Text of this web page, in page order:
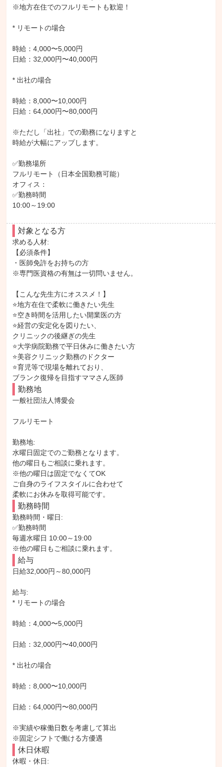
※地方在住でのフルリモートも歓迎！
* リモートの場合
時給：4,000〜5,000円
日給：32,000円〜40,000円
* 出社の場合
時給：8,000〜10,000円
日給：64,000円〜80,000円
※ただし「出社」での勤務になりますと
時給が大幅にアップします。
✅勤務場所
フルリモート（日本全国勤務可能）
オフィス：
✅勤務時間
10:00～19:00
対象となる方
求める人材:
【必須条件】
・医師免許をお持ちの方
※専門医資格の有無は一切問いません。
【こんな先生方にオススメ！】
⭐地方在住で柔軟に働きたい先生
⭐空き時間を活用したい開業医の方
⭐経営の安定化を図りたい、
クリニックの後継ぎの先生
⭐大学病院勤務で平日休みに働きたい方
⭐美容クリニック勤務のドクター
⭐育児等で現場を離れており、
ブランク復帰を目指すママさん医師
勤務地
一般社団法人博愛会
フルリモート
勤務地:
水曜日固定でのご勤務となります。
他の曜日もご相談に乗れます。
※他の曜日は固定でなくてOK
ご自身のライフスタイルに合わせて
柔軟にお休みを取得可能です。
勤務時間
勤務時間・曜日:
✅勤務時間
毎週水曜日 10:00～19:00
※他の曜日もご相談に乗れます。
給与
日給32,000円～80,000円
給与:
* リモートの場合
時給：4,000〜5,000円
日給：32,000円〜40,000円
* 出社の場合
時給：8,000〜10,000円
日給：64,000円〜80,000円
※実績や稼働日数を考慮して算出
※固定シフトで働ける方優遇
休日休暇
休暇・休日: